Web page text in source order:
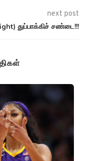
next post
துப்பாக்கிச் சண்டை!!!